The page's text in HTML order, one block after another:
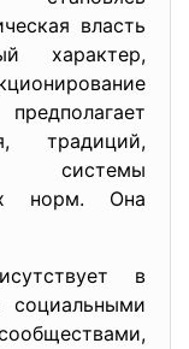
власть
характер,
традиций,
системы
норм. Она
в